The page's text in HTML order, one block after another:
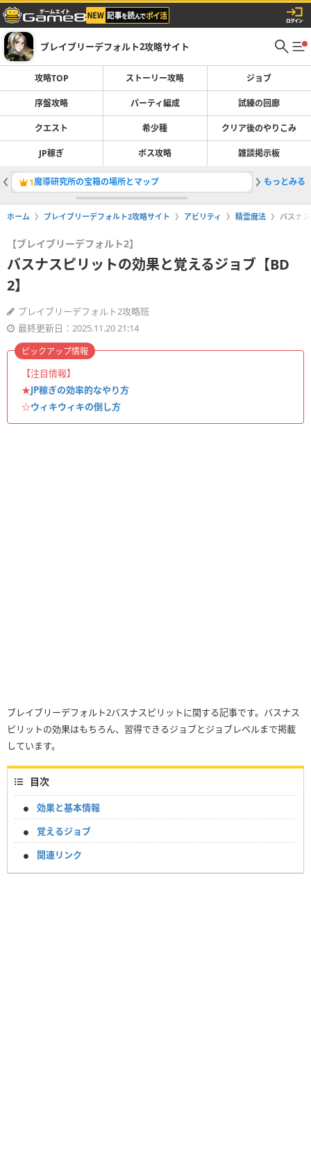
ブレイブリーデフォルト2攻略サイト
攻略TOP ストーリー攻略 ジョブ
序盤攻略 パーティ編成 試練の回廊
クエスト 希少種 クリア後のやりこみ
JP稼ぎ ボス攻略 雑談掲示板
1魔導研究所の宝箱の場所とマップ 2試練の
もっとみる
ホーム ブレイブリーデフォルト2攻略サイト アビリティ 精霊魔法 バスナ
【ブレイブリーデフォルト2】
バスナスピリットの効果と覚えるジョブ【BD
2】
ブレイブリーデフォルト2攻略班
最終更新日：2025.11.20 21:14
【注目情報】
★JP稼ぎの効率的なやり方
☆ウィキウィキの倒し方
ピックアップ情報
ブレイブリーデフォルト2バスナスピリットに関する記事です。バスナス
ピリットの効果はもちろん、習得できるジョブとジョブレベルまで掲載
しています。
目次
効果と基本情報
覚えるジョブ
関連リンク